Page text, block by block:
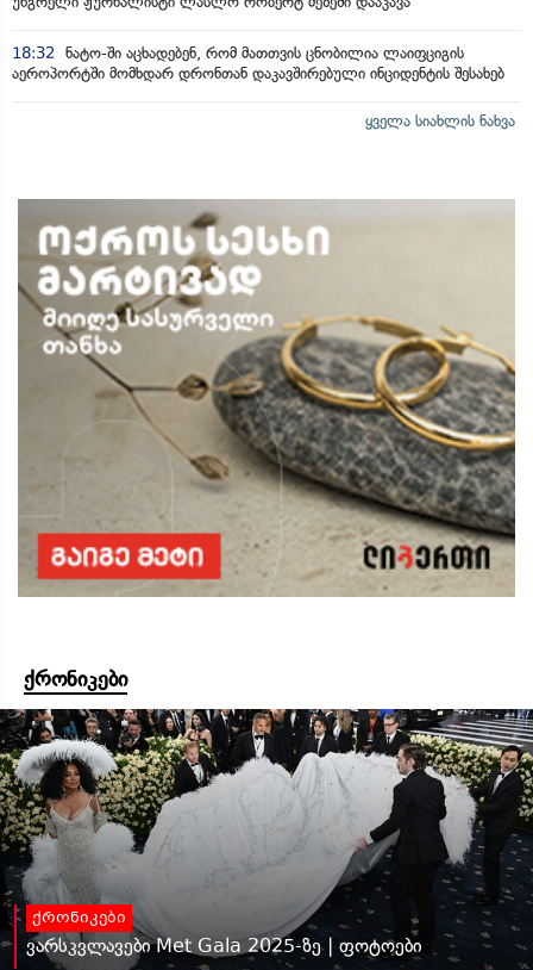
18:32
ნატო-ში აცხადებენ, რომ მათთვის ცნობილია ლაიფციგის
აეროპორტში მომხდარ დრონთან დაკავშირებული ინციდენტის შესახებ
ყველა სიახლის ნახვა
ქრონიკები
ქრონიკები
ვარსკვლავები Met Gala 2025-ზე | ფოტოები